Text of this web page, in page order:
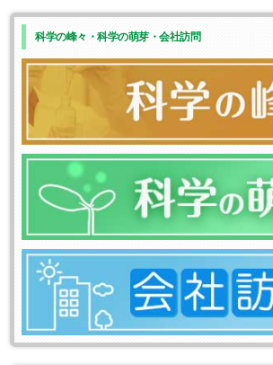
科学の峰々・科学の萌芽・会社訪問